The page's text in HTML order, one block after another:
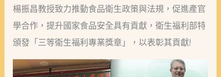
楊振昌教授致力推動食品衛生政策與法規，促進產官
學合作，提升國家食品安全具有貢獻，衛生福利部特
頒發「三等衛生福利專業獎章」，以表彰其貢獻!
之
三
等
衛